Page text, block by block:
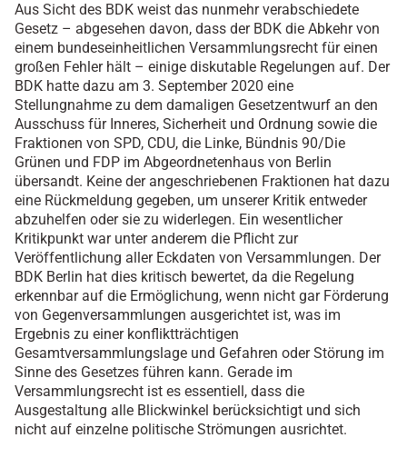
Aus Sicht des BDK weist das nunmehr verabschiedete
Gesetz – abgesehen davon, dass der BDK die Abkehr von
einem bundeseinheitlichen Versammlungsrecht für einen
großen Fehler hält – einige diskutable Regelungen auf. Der
BDK hatte dazu am 3. September 2020 eine
Stellungnahme zu dem damaligen Gesetzentwurf an den
Ausschuss für Inneres, Sicherheit und Ordnung sowie die
Fraktionen von SPD, CDU, die Linke, Bündnis 90/Die
Grünen und FDP im Abgeordnetenhaus von Berlin
übersandt. Keine der angeschriebenen Fraktionen hat dazu
eine Rückmeldung gegeben, um unserer Kritik entweder
abzuhelfen oder sie zu widerlegen. Ein wesentlicher
Kritikpunkt war unter anderem die Pflicht zur
Veröffentlichung aller Eckdaten von Versammlungen. Der
BDK Berlin hat dies kritisch bewertet, da die Regelung
erkennbar auf die Ermöglichung, wenn nicht gar Förderung
von Gegenversammlungen ausgerichtet ist, was im
Ergebnis zu einer konfliktträchtigen
Gesamtversammlungslage und Gefahren oder Störung im
Sinne des Gesetzes führen kann. Gerade im
Versammlungsrecht ist es essentiell, dass die
Ausgestaltung alle Blickwinkel berücksichtigt und sich
nicht auf einzelne politische Strömungen ausrichtet.